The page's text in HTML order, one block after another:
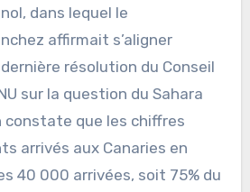
dans lequel le
affirmait s’aligner
résolution du Conseil
sur la question du Sahara
constate que les chiffres
arrivés aux Canaries en
40 000 arrivées, soit 75% du